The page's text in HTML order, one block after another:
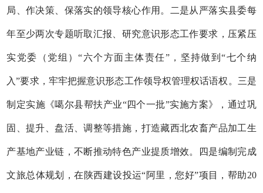
局、作决策、保落实的领导核心作用。二是从严落实县委每
年至少两次专题听取汇报、研究意识形态工作要求，压紧压
实党委（党组）“六个方面主体责任”，坚持做到“七个纳
入”要求，牢牢把握意识形态工作领导权管理权话语权。三是
制定实施《噶尔县帮扶产业“四个一批”实施方案》，通过巩
固、提升、盘活、调整等措施，打造藏西北农畜产品加工生
产基地产业链，不断推动特色产业提质增效。四是编制完成
文旅总体规划，在陕西建设投运“阿里，您好”项目，帮助20